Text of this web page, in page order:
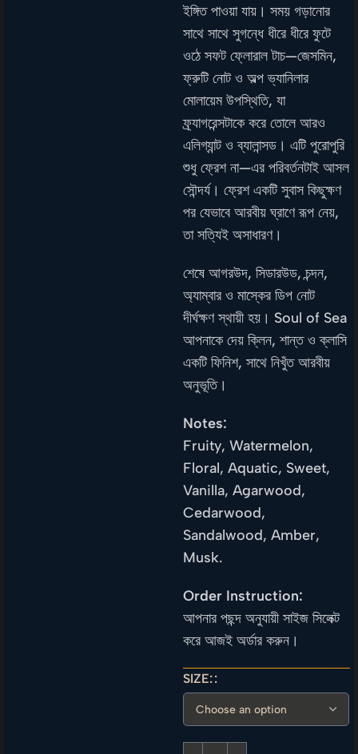
ইঙ্গিত পাওয়া যায়। সময় গড়ানোর
সাথে সাথে সুগন্ধে ধীরে ধীরে ফুটে
ওঠে সফট ফ্লোরাল টাচ—জেসমিন,
ফ্রুটি নোট ও অল্প ভ্যানিলার
মোলায়েম উপস্থিতি, যা
ফ্র্যাগরেন্সটাকে করে তোলে আরও
এলিগ্যান্ট ও ব্যালান্সড। এটি পুরোপুরি
শুধু ফ্রেশ না—এর পরিবর্তনটাই আসল
সৌন্দর্য। ফ্রেশ একটি সুবাস কিছুক্ষণ
পর যেভাবে আরবীয় ঘ্রাণে রূপ নেয়,
তা সত্যিই অসাধারণ।
শেষে আগরউদ, সিডারউড, চন্দন,
অ্যাম্বার ও মাস্কের ডিপ নোট
দীর্ঘক্ষণ স্থায়ী হয়। Soul of Sea
আপনাকে দেয় ক্লিন, শান্ত ও ক্লাসি
একটি ফিনিশ, সাথে নিখুঁত আরবীয়
অনুভূতি।
Notes:
Fruity, Watermelon,
Floral, Aquatic, Sweet,
Vanilla, Agarwood,
Cedarwood,
Sandalwood, Amber,
Musk.
Order Instruction:
আপনার পছন্দ অনুযায়ী সাইজ সিলেক্ট
করে আজই অর্ডার করুন।
SIZE: